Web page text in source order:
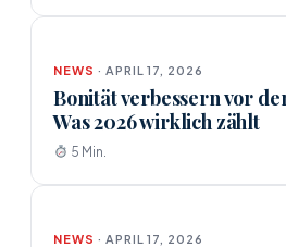
NEWS · APRIL 17, 2026
Bonität verbessern vor
Was 2026 wirklich zählt
5 Min.
NEWS · APRIL 17, 2026